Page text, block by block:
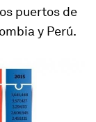
puertos de
y Perú.